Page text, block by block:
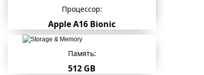
Процессор:
Apple A16 Bionic
Память:
512 GB